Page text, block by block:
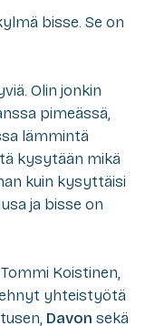
bisse. Se on
Olin jonkin
pimeässä,
lämmintä
kysytään mikä
kuin kysyttäisi
ja bisse on
Koistinen,
yhteistyötä
Davon sekä